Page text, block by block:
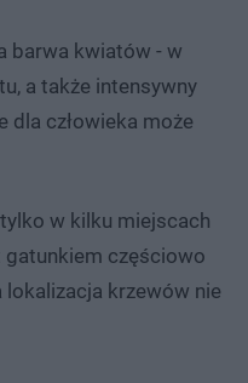
barwa kwiatów - w
a także intensywny
dla człowieka może
w kilku miejscach
gatunkiem częściowo
lokalizacja krzewów nie